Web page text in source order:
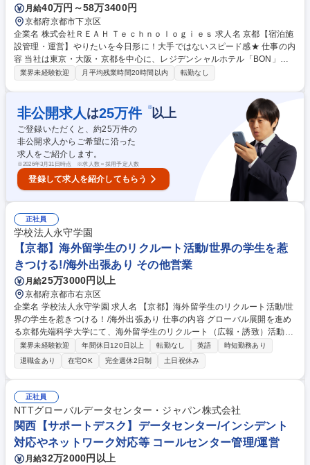
月給40万円～58万3400円
京都府京都市下京区
企業名 株式会社ＲＥＡＨ Ｔｅｃｈｎｏｌｏｇｉｅｓ 求人名 京都【宿泊施
設管理・運営】やりたいを今日形に！大手ではないスピード感★ 仕事の内
容 当社は東京・大阪・京都を中心に、レジデンシャルホテル「BON」を
はじめ、ホテル・ホステル・民泊など多様な宿泊施設の企画・運営を行っ
規施設の開業や既存施設の拡大を進めています。 【具体的な業務】 ■宿泊
施設の運営管理 ■現地スタッフのマネジメント ■顧客満足度向上のための
サービス改善 ■接客・清掃・設備などの品質管理 ■コスト管理および改善
■上記業務の施設横断的な仕組み作りやオペレーション改善 ■施設オーナ
ーへの運営報告や提案 ■清掃会社・アメニティ会社など外部業者との調整
等 募集職種 京都【宿泊施設管理・運営】やりたいを今日形に！大手では
ないスピード感★
業界未経験歓迎 月平均残業時間20時間以内 転勤なし
非公開求人 は25万件 ※以上
ご登録いただくと、約25万件の
非公開求人からご希望に沿った
求人をご紹介します。
※2026年3月31日時点 ※求人数＝採用予定人数
登録して求人を紹介してもらう
正社員
学校法人永守学園
【京都】海外留学生のリクルート活動/世界の学生を惹
きつける!/海外出張あり その他営業
月給25万3000円以上
京都府京都市右京区
企業名 学校法人永守学園 求人名 【京都】海外留学生のリクルート活動/世
界の学生を惹きつける！/海外出張あり 仕事の内容 グローバル展開を進め
る京都先端科学大学にて、海外留学生のリクルート（広報・誘致）活動を
お任せします。東南アジア等へ出張し、教育の魅力発信を通じて、担当エ
リアの留学生獲得目標の達成を目指して頂きます。 年間の約30％はイン
ドネシアやタイ、ミャンマー等への海外出張となります。自らスケジュー
ルを立案して現地の教育機関を訪問。職員と連携し学生や保護者向けの説
明会など広報・誘致活動を行います。教育に関わる社会貢献性の高い仕事
ですが、本ポジションでは担当エリアごとの学生獲得数が重要なミッショ
ンとなります。営業パーソンとして数字にこだわり、やり抜く力も不可欠
です。また国内では資料作成等の業務も担います。 募集職種 【京都】海
外留学生のリクルート活動/世界の学生を惹きつける！/海外出張あり
業界未経験歓迎 年間休日120日以上 転勤なし 英語
時短勤務あり
退職金あり
在宅OK 完全週休2日制 土日祝休み
正社員
NTTグローバルデータセンター・ジャパン株式会社
関西【サポートデスク】データセンター/インシデント
対応やネットワーク対応等 コールセンター管理/運営
月給32万2000円以上